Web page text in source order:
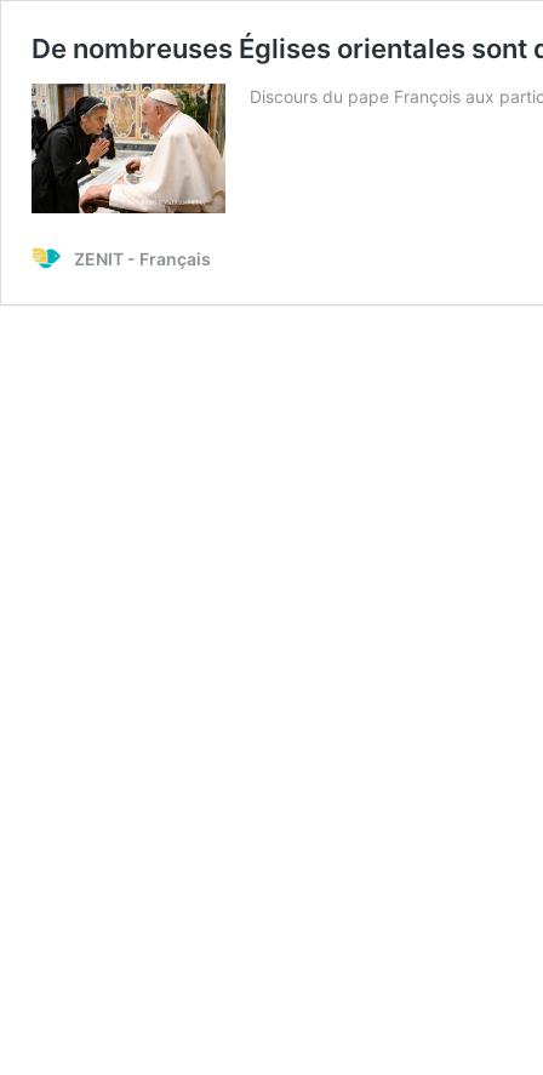
De nombreuses Églises orientales
Discours du pape François aux
ZENIT - Français